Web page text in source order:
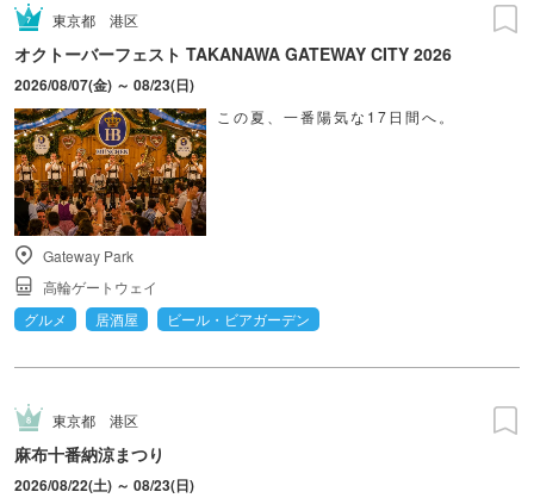
東京都 港区
オクトーバーフェスト TAKANAWA GATEWAY CITY 2026
2026/08/07(金) ～ 08/23(日)
この夏、一番陽気な17日間へ。
Gateway Park
高輪ゲートウェイ
グルメ
居酒屋 ビール・ビアガーデン
東京都 港区
麻布十番納涼まつり
2026/08/22(土) ～ 08/23(日)